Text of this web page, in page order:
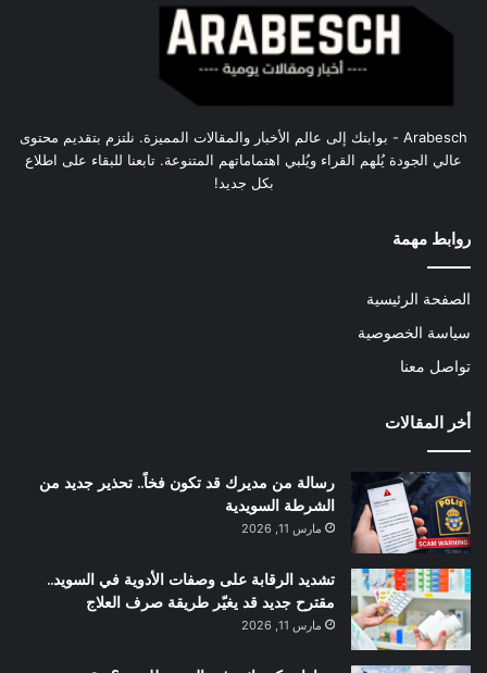
Arabesch - بوابتك إلى عالم الأخبار والمقالات المميزة. نلتزم بتقديم محتوى
عالي الجودة يُلهم القراء ويُلبي اهتماماتهم المتنوعة. تابعنا للبقاء على اطلاع
بكل جديد!
روابط مهمة
الصفحة الرئيسية
سياسة الخصوصية
تواصل معنا
أخر المقالات
رسالة من مديرك قد تكون فخاً.. تحذير جديد من
الشرطة السويدية
مارس 11, 2026
تشديد الرقابة على وصفات الأدوية في السويد..
مقترح جديد قد يغيّر طريقة صرف العلاج
مارس 11, 2026